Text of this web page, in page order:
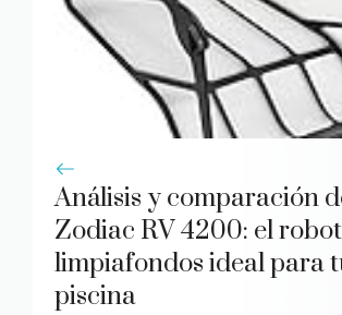
Análisis y comparación
Zodiac RV 4200: el robot
limpiafondos ideal para
piscina